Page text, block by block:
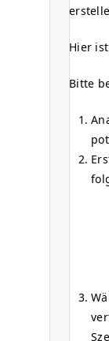
Hier
Bitte